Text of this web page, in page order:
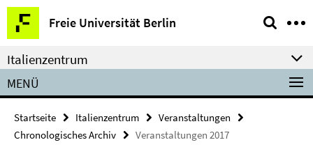
Springe
direkt
zu
Inhalt
Freie Universität Berlin
Service-
Navigation
Italienzentrum
MENÜ
Startseite Italienzentrum
Veranstaltungen
Chronologisches Archiv
Veranstaltungen 2017